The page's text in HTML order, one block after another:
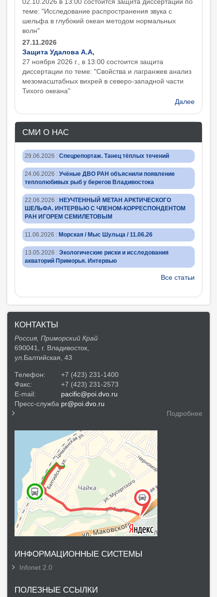
теме: "Исследование распространения звука с
шельфа в глубокий океан методом нормальных
волн"
27.11.2026
Защита Удалова А.А,
27 ноября 2026 г., в 13:00 состоится защита
диcсертации по теме: "Свойства и лагранжев анализ
мезомасштабных вихрей в северо-западной части
Тихого океана"
Далее
СМИ О НАС
29.06.2026 : Спецрепортаж. Танец тёплых течений
24.06.2026 : Учёные ДВО РАН объяснили появление
теплолюбивых рыб у берегов Владивостока
22.06.2026 : НЕУЧТЕННЫЙ МЕТАН АРКТИЧЕСКОГО
ШЕЛЬФА. ИНТЕРВЬЮ С ЧЛЕНОМ-КОРРЕСПОНДЕНТОМ
РАН ИГОРЕМ СЕМИЛЕТОВЫМ
11.06.2026 : Морская / Мыс Шульца / 11.06.26
13.05.2026 : Экологические риски и исследования
акваторий Приморья. Интервью
Все статьи
КОНТАКТЫ
Россия, Приморский Край
690041, г. Владивосток,
ул.Балтийская, 43
Телефон:
+7 (423) 231-1400
Факс:
+7 (423) 231-2573
E-mail:
pacific@poi.dvo.ru
Пресс-служба pr@poi.dvo.ru
Подробнее
ИНФОРМАЦИОННЫЕ СИСТЕМЫ
Infonet 2.0
ПОЛЕЗНЫЕ ССЫЛКИ